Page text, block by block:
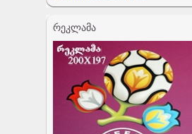
ᲠᲔᲙᲚᲐᲛᲐ